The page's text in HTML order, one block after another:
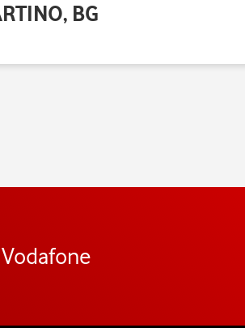
BG